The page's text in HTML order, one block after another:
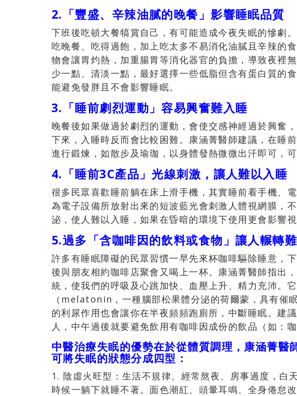
2.「豐盛、辛辣油膩的晚餐」影響睡眠品質
下班後吃頓大餐犒賞自己，有可能造成今夜失眠的慘劇
吃晚餐、吃得過飽，加上吃太多不易消化油膩且辛辣的
物會讓胃灼熱，加重腸胃等消化器官的負擔，導致夜裡
少一點、清淡一點，最好選擇一些低脂但含有蛋白質的
能避免發胖且不會影響睡眠。
3.「睡前劇烈運動」容易興奮難入睡
晚餐後如果做過於劇烈的運動，會使交感神經過於興奮
下來，入睡時反而會比較困難。康涵菁醫師建議，在睡
進行鍛煉，如散步及瑜珈，以身體發熱微微出汗即可，
4.「睡前3C產品」光線刺激，讓人難以入睡
很多民眾喜歡睡前躺在床上滑手機，其實睡前看手機、
為電子設備所放射出來的短波藍光會刺激人體視網膜，
泌，使人難以入睡，如果在昏暗的環境下使用更會影響視
5.過多「含咖啡因的飲料或食物」讓人輾轉
許多有睡眠障礙的民眾習慣一早先來杯咖啡驅除睡意，
後與朋友相約咖啡店聚會又喝上一杯。康涵菁醫師指出
統，使我們的呼吸及心跳加快、血壓上升、精力充沛。
（melatonin，一種腦部松果體分泌的荷爾蒙，具有催
的利尿作用也會讓你在半夜頻頻跑廁所，中斷睡眠。建
人，中午過後就要避免飲用有咖啡因成份的飲品（如：
中醫治療失眠的優勢在於從體質調理，康涵菁醫
可將失眠的狀態分成四型：
1. 陰虛火旺型：生活不規律、經常熬夜、房事過度，白
時候一躺下就睡不著。面色潮紅、頭暈耳鳴、全身倦怠